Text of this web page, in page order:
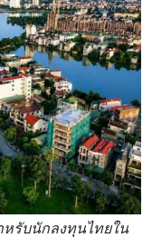
หรับนักลงทุนไทยใน